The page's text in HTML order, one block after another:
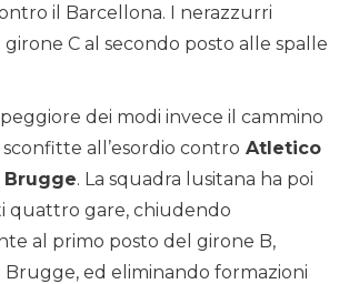
il Barcellona. I nerazzurri
girone C al secondo posto alle spalle
dei modi invece il cammino
all’esordio contro Atletico
Brugge. La squadra lusitana ha poi
quattro gare, chiudendo
al primo posto del girone B,
Brugge, ed eliminando formazioni